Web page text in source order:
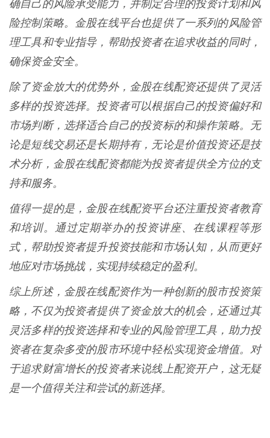
确自己的风险承受能力，并制定合理的投资计划和风
险控制策略。金股在线平台也提供了一系列的风险管
理工具和专业指导，帮助投资者在追求收益的同时，
确保资金安全。
除了资金放大的优势外，金股在线配资还提供了灵活
多样的投资选择。投资者可以根据自己的投资偏好和
市场判断，选择适合自己的投资标的和操作策略。无
论是短线交易还是长期持有，无论是价值投资还是技
术分析，金股在线配资都能为投资者提供全方位的支
持和服务。
值得一提的是，金股在线配资平台还注重投资者教育
和培训。通过定期举办的投资讲座、在线课程等形
式，帮助投资者提升投资技能和市场认知，从而更好
地应对市场挑战，实现持续稳定的盈利。
综上所述，金股在线配资作为一种创新的股市投资策
略，不仅为投资者提供了资金放大的机会，还通过其
灵活多样的投资选择和专业的风险管理工具，助力投
资者在复杂多变的股市环境中轻松实现资金增值。对
于追求财富增长的投资者来说线上配资开户，这无疑
是一个值得关注和尝试的新选择。